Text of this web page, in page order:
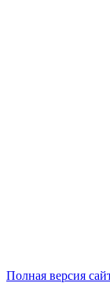
Полная версия